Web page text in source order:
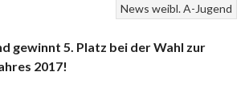
News weibl. A-Jugend
gewinnt 5. Platz bei der Wahl zur
2017!